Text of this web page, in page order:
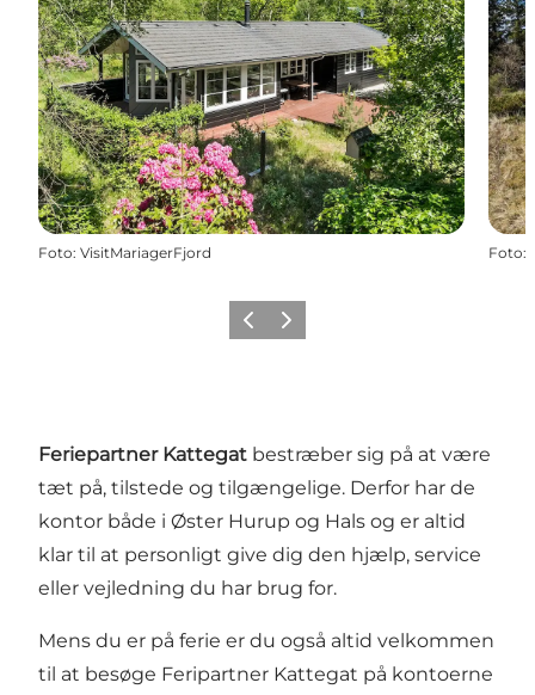
Foto: VisitMariagerFjord Foto:
Forrige billede
Næste billede
Feriepartner Kattegat bestræber sig på at være
tæt på, tilstede og tilgængelige. Derfor har de
kontor både i Øster Hurup og Hals og er altid
klar til at personligt give dig den hjælp, service
eller vejledning du har brug for.
Mens du er på ferie er du også altid velkommen
til at besøge Feripartner Kattegat på kontoerne